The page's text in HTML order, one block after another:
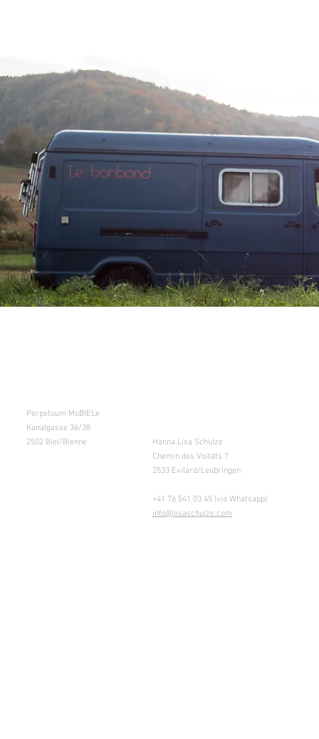
Perpetuum MoBIELe
Kanalgasse 36/38
2502 Biel/Bienne
Hanna Lisa Schulze
Chemin des Voitats 7
2533 Evilard/Leubringen
+41 76 541 03 45 (via Whatsapp)
info@lisaschulze.com